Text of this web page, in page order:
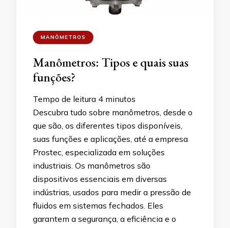
MANÔMETROS
Manômetros: Tipos e quais suas
funções?
Tempo de leitura 4 minutos
Descubra tudo sobre manômetros, desde o
que são, os diferentes tipos disponíveis,
suas funções e aplicações, até a empresa
Prostec, especializada em soluções
industriais. Os manômetros são
dispositivos essenciais em diversas
indústrias, usados para medir a pressão de
fluidos em sistemas fechados. Eles
garantem a segurança, a eficiência e o